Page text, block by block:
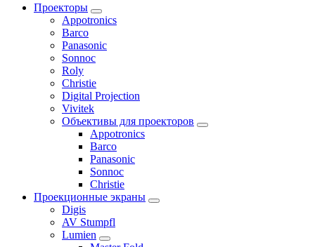
Проекторы
Appotronics
Barco
Panasonic
Sonnoc
Roly
Christie
Digital Projection
Vivitek
Объективы для проекторов
Appotronics
Barco
Panasonic
Sonnoc
Сhristie
Проекционные экраны
Digis
AV Stumpfl
Lumien